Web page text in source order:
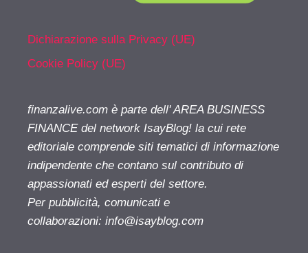
Dichiarazione sulla Privacy (UE)
Cookie Policy (UE)
finanzalive.com è parte dell' AREA BUSINESS
FINANCE del network IsayBlog! la cui rete
editoriale comprende siti tematici di informazione
indipendente che contano sul contributo di
appassionati ed esperti del settore.
Per pubblicità, comunicati e
collaborazioni: info@isayblog.com